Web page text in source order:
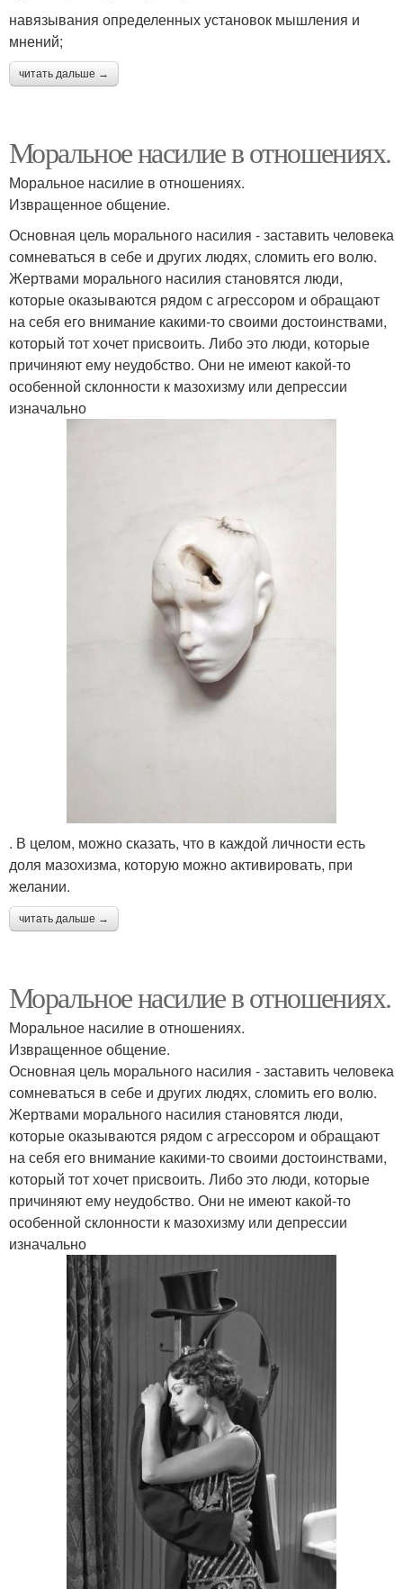
навязывания определенных установок мышления и
мнений;
читать дальше →
Моральное насилие в отношениях.
Моральное насилие в отношениях.
Извращенное общение.
Основная цель морального насилия - заставить человека
сомневаться в себе и других людях, сломить его волю.
Жертвами морального насилия становятся люди,
которые оказываются рядом с агрессором и обращают
на себя его внимание какими-то своими достоинствами,
который тот хочет присвоить. Либо это люди, которые
причиняют ему неудобство. Они не имеют какой-то
особенной склонности к мазохизму или депрессии
изначально
. В целом, можно сказать, что в каждой личности есть
доля мазохизма, которую можно активировать, при
желании.
читать дальше →
Моральное насилие в отношениях.
Моральное насилие в отношениях.
Извращенное общение.
Основная цель морального насилия - заставить человека
сомневаться в себе и других людях, сломить его волю.
Жертвами морального насилия становятся люди,
которые оказываются рядом с агрессором и обращают
на себя его внимание какими-то своими достоинствами,
который тот хочет присвоить. Либо это люди, которые
причиняют ему неудобство. Они не имеют какой-то
особенной склонности к мазохизму или депрессии
изначально